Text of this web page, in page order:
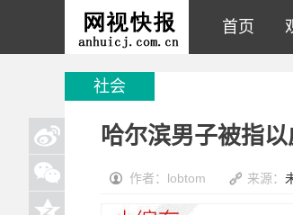
首页
社会
哈尔滨男子被指
作者：lobtom 来源：